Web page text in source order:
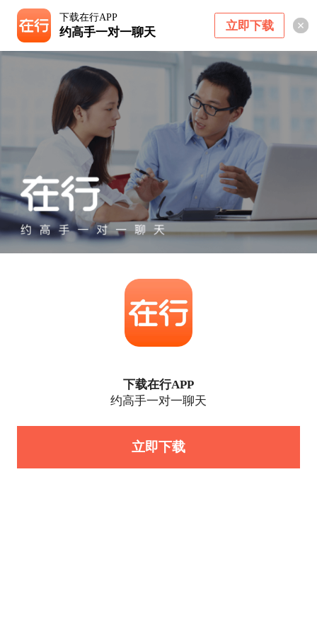
下载在行APP
约高手一对一聊天 立即下载
下载在行APP
约高手一对一聊天
立即下载